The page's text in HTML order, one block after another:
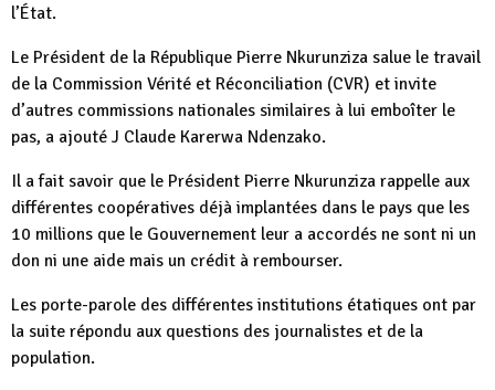
l’État.
Le Président de la République Pierre Nkurunziza salue le travail
de la Commission Vérité et Réconciliation (CVR) et invite
d’autres commissions nationales similaires à lui emboîter le
pas, a ajouté J Claude Karerwa Ndenzako.
Il a fait savoir que le Président Pierre Nkurunziza rappelle aux
différentes coopératives déjà implantées dans le pays que les
10 millions que le Gouvernement leur a accordés ne sont ni un
don ni une aide mais un crédit à rembourser.
Les porte-parole des différentes institutions étatiques ont par
la suite répondu aux questions des journalistes et de la
population.